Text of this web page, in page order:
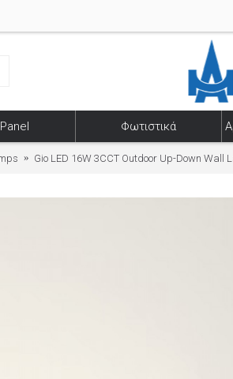
Φωτιστικά
Gio LED 16W 3CCT Outdoor Up-Down Wall